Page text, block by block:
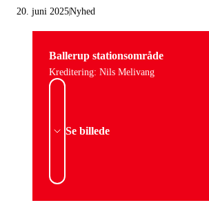
Nyhed
20. juni 2025
Ballerup stationsområde
Kreditering: Nils Melivang
Se billede